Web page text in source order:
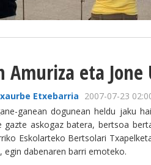
Amuriza eta
Etxebarria 2007-07-23
ganean dogunean heldu jaku
gazte askogaz batera, bertsoa
Eskolarteko Bertsolari
egin dabenaren barri emoteko.